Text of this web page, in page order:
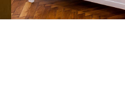
WWW STRÁNKY